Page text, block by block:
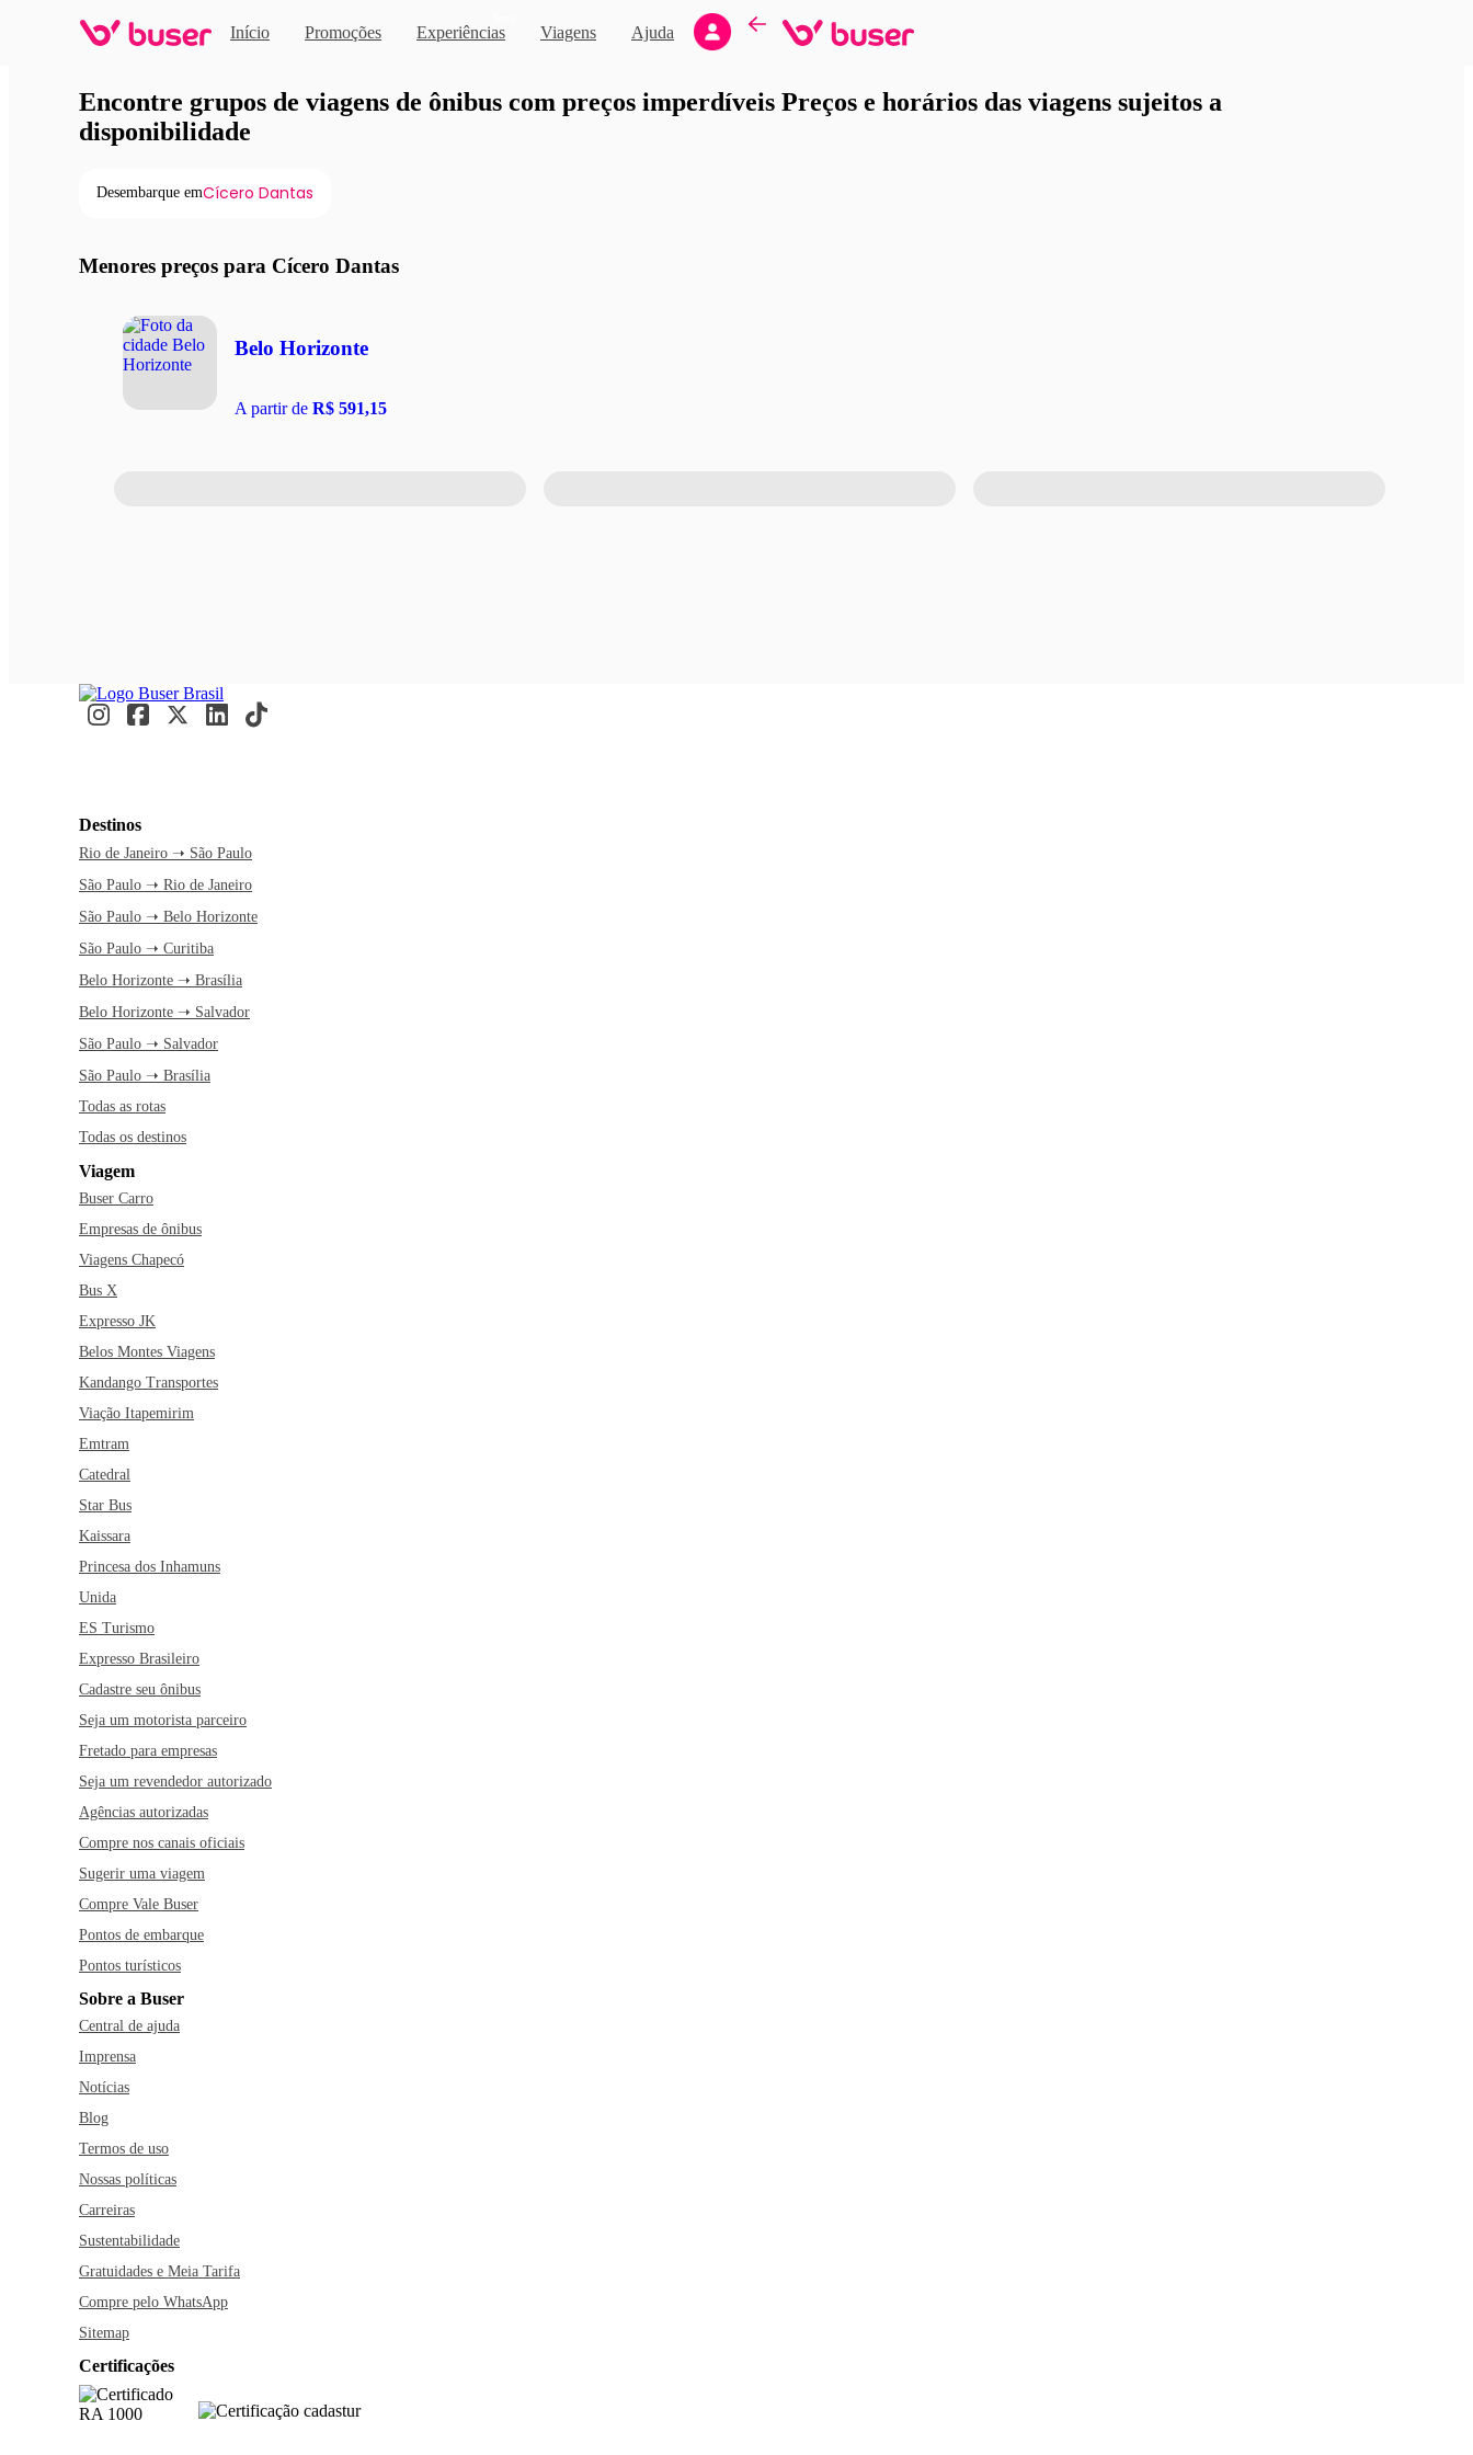
Início Promoções Experiências Viagens Ajuda
Viagens de ônibus em promoção
Encontre grupos de viagens de ônibus com preços imperdíveis Preços e horários das viagens sujeitos a
disponibilidade
Desembarque emCícero Dantas
Menores preços para Cícero Dantas
Belo Horizonte
A partir de R$ 591,15
Destinos
Rio de Janeiro ➝ São Paulo
São Paulo ➝ Rio de Janeiro
São Paulo ➝ Belo Horizonte
São Paulo ➝ Curitiba
Belo Horizonte ➝ Brasília
Belo Horizonte ➝ Salvador
São Paulo ➝ Salvador
São Paulo ➝ Brasília
Todas as rotas
Todas os destinos
Viagem
Buser Carro
Empresas de ônibus
Viagens Chapecó
Bus X
Expresso JK
Belos Montes Viagens
Kandango Transportes
Viação Itapemirim
Emtram
Catedral
Star Bus
Kaissara
Princesa dos Inhamuns
Unida
ES Turismo
Expresso Brasileiro
Cadastre seu ônibus
Seja um motorista parceiro
Fretado para empresas
Seja um revendedor autorizado
Agências autorizadas
Compre nos canais oficiais
Sugerir uma viagem
Compre Vale Buser
Pontos de embarque
Pontos turísticos
Sobre a Buser
Central de ajuda
Imprensa
Notícias
Blog
Termos de uso
Nossas políticas
Carreiras
Sustentabilidade
Gratuidades e Meia Tarifa
Compre pelo WhatsApp
Sitemap
Certificações